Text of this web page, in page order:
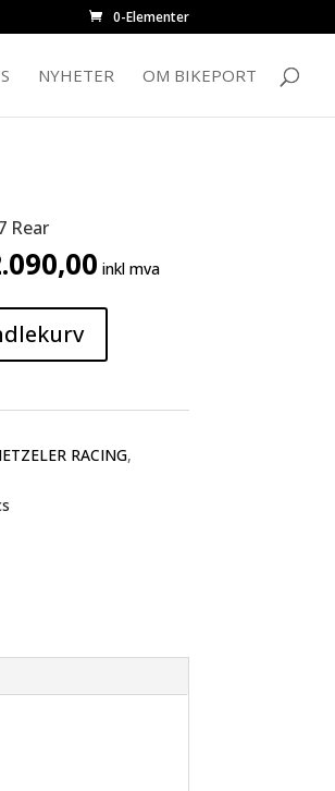
0-Elementer
NYHETER OM BIKEPORT
Rear
Nåværende
pris
er:
inkl mva
RACING,